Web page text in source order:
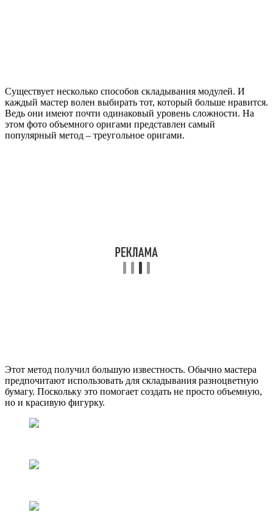
Существует несколько способов складывания модулей. И
каждый мастер волен выбирать тот, который больше нравится.
Ведь они имеют почти одинаковый уровень сложности. На
этом фото объемного оригами представлен самый
популярный метод – треугольное оригами.
Этот метод получил большую известность. Обычно мастера
предпочитают использовать для складывания разноцветную
бумагу. Поскольку это помогает создать не просто объемную,
но и красивую фигурку.